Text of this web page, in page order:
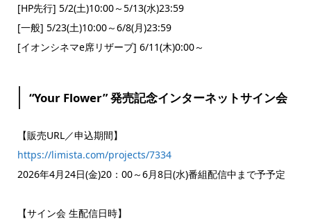
[HP先行] 5/2(土)10:00～5/13(水)23:59
[一般] 5/23(土)10:00～6/8(月)23:59
[イオンシネマe席リザーブ] 6/11(木)0:00～
“Your Flower” 発売記念インターネットサイン会
【販売URL／申込期間】
https://limista.com/projects/7334
2026年4月24日(金)20：00～6月8日(水)番組配信中まで予予定
【サイン会 生配信日時】